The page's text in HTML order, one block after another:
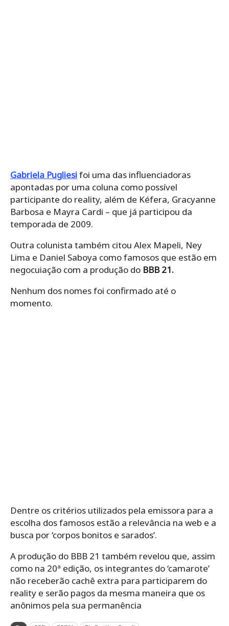
Gabriela Pugliesifoi uma das influenciadoras
apontadas por uma coluna como possível
participante do reality, além de Kéfera, Gracyanne
Barbosa e Mayra Cardi – que já participou da
temporada de 2009.
Outra colunista também citou Alex Mapeli, Ney
Lima e Daniel Saboya como famosos que estão em
negocuiação com a produção do BBB 21.
Nenhum dos nomes foi confirmado até o
momento.
Dentre os critérios utilizados pela emissora para a
escolha dos famosos estão a relevância na web e a
busca por ‘corpos bonitos e sarados’.
A produção do BBB 21 também revelou que, assim
como na 20ª edição, os integrantes do ‘camarote’
não receberão cachê extra para participarem do
reality e serão pagos da mesma maneira que os
anônimos pela sua permanência